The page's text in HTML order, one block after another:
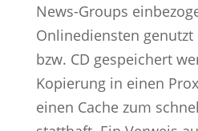
News-Groups
Onlinediensten genutzt
bzw. CD gespeichert
Kopierung in einen
einen Cache zum